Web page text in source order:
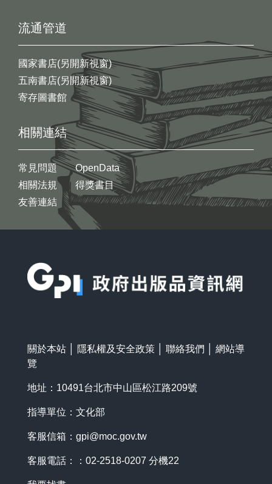
流通管道
國家書店(另開新視窗)
五南書店(另開新視窗)
寄存圖書館
相關連結
常見問題
相關法規
友善連結
OpenData
得獎書目
關於本站 隱私權及安全政策 聯絡我們
網站導
覽
地址：10491台北市中山區松江路209號
指導單位：文化部
客服信箱： gpi@moc.gov.tw
客服電話：：02-2518-0207 分機22